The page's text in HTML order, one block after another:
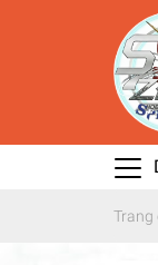
Trang